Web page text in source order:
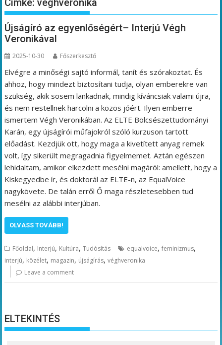
Címke:véghveronika
Újságíró az egyenlőségért– Interjú Végh
Veronikával
2025-10-30 Főszerkesztő
Elvégre a minőségi sajtó informál, tanít és szórakoztat. És
ahhoz, hogy mindezt biztosítani tudja, olyan emberekre van
szükség, akik sosem lankadnak, mindig kíváncsiak valami újra,
és nem restellnek harcolni a közös jóért. Ilyen emberre
ismertem Végh Veronikában. Az ELTE Bölcsészettudományi
Karán, egy újságírói műfajokról szóló kurzuson tartott
előadást. Kezdjük ott, hogy maga a kivetített anyag remek
volt, így sikerült megragadnia figyelmemet. Aztán egészen
lehidaltam, amikor elkezdett mesélni magáról: amellett, hogy a
Kiskegyedbe ír, és doktorál az ELTE-n, az EqualVoice
nagykövete. De talán erről Ő maga részletesebben tud
mesélni az alábbi interjúban.
OLVASS TOVÁBB!
Főoldal, Interjú, Kultúra,Tudósítás equalvoice,feminizmus,
interjú, közélet, magazin, újságírás,véghveronika
Leave a comment
ELTEKINTÉS